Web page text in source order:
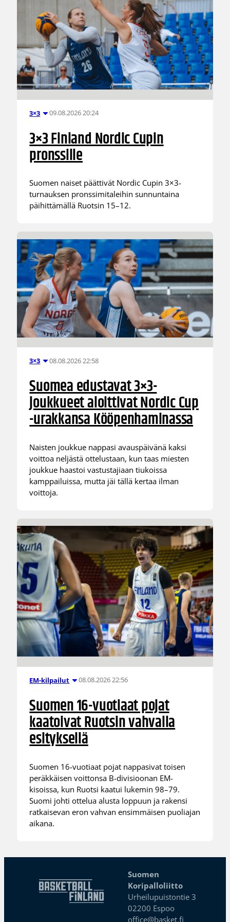
3×3 09.08.2026 20:24
3×3 Finland Nordic Cupin
pronssille
Suomen naiset päättivät Nordic Cupin 3×3-
turnauksen pronssimitaleihin sunnuntaina
päihittämällä Ruotsin 15–12.
3×3 08.08.2026 22:58
Suomea edustavat 3×3-
joukkueet aloittivat Nordic Cup
-urakkansa Kööpenhaminassa
Naisten joukkue nappasi avauspäivänä kaksi
voittoa neljästä ottelustaan, kun taas miesten
joukkue haastoi vastustajiaan tiukoissa
kamppailuissa, mutta jäi tällä kertaa ilman
voittoja.
EM-kilpailut 08.08.2026 22:56
Suomen 16-vuotiaat pojat
kaatoivat Ruotsin vahvalla
esityksellä
Suomen 16-vuotiaat pojat nappasivat toisen
peräkkäisen voittonsa B-divisioonan EM-
kisoissa, kun Ruotsi kaatui lukemin 98–79.
Suomi johti ottelua alusta loppuun ja rakensi
ratkaisevan eron vahvan ensimmäisen puoliajan
aikana.
Suomen
Koripalloliitto
Urheilupuistontie 3
02200 Espoo
office@basket.fi